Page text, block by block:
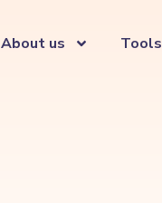
About us Tools